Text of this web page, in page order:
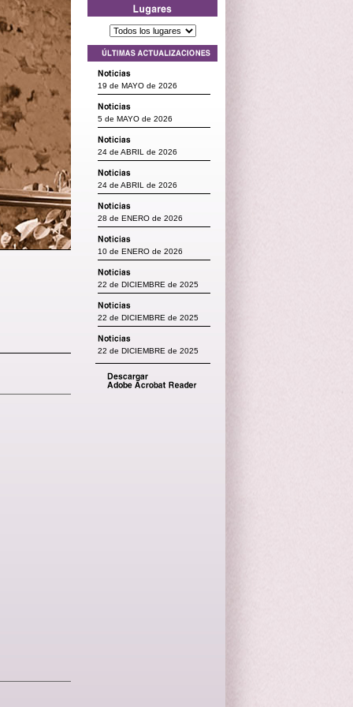
19 de MAYO de 2026
5 de MAYO de 2026
24 de ABRIL de 2026
24 de ABRIL de 2026
28 de ENERO de 2026
10 de ENERO de 2026
22 de DICIEMBRE de 2025
22 de DICIEMBRE de 2025
22 de DICIEMBRE de 2025